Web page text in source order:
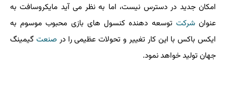
امكان جدید در دسترس نیست، اما به نظر می آید مایكروسافت به
عنوانشركت توسعه دهنده كنسول های بازی محبوب موسوم به
ایكس باكس با این كار تغییر و تحولات عظیمی را در صنعت گیمینگ
جهان تولید خواهد نمود.